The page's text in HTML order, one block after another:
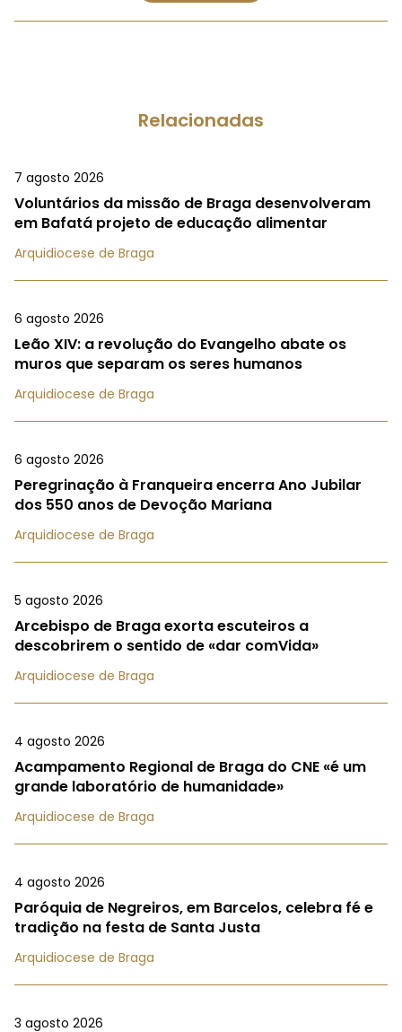
Relacionadas
7 agosto 2026
Voluntários da missão de Braga desenvolveram
em Bafatá projeto de educação alimentar
Arquidiocese de Braga
6 agosto 2026
Leão XIV: a revolução do Evangelho abate os
muros que separam os seres humanos
Arquidiocese de Braga
6 agosto 2026
Peregrinação à Franqueira encerra Ano Jubilar
dos 550 anos de Devoção Mariana
Arquidiocese de Braga
5 agosto 2026
Arcebispo de Braga exorta escuteiros a
descobrirem o sentido de «dar comVida»
Arquidiocese de Braga
4 agosto 2026
Acampamento Regional de Braga do CNE «é um
grande laboratório de humanidade»
Arquidiocese de Braga
4 agosto 2026
Paróquia de Negreiros, em Barcelos, celebra fé e
tradição na festa de Santa Justa
Arquidiocese de Braga
3 agosto 2026